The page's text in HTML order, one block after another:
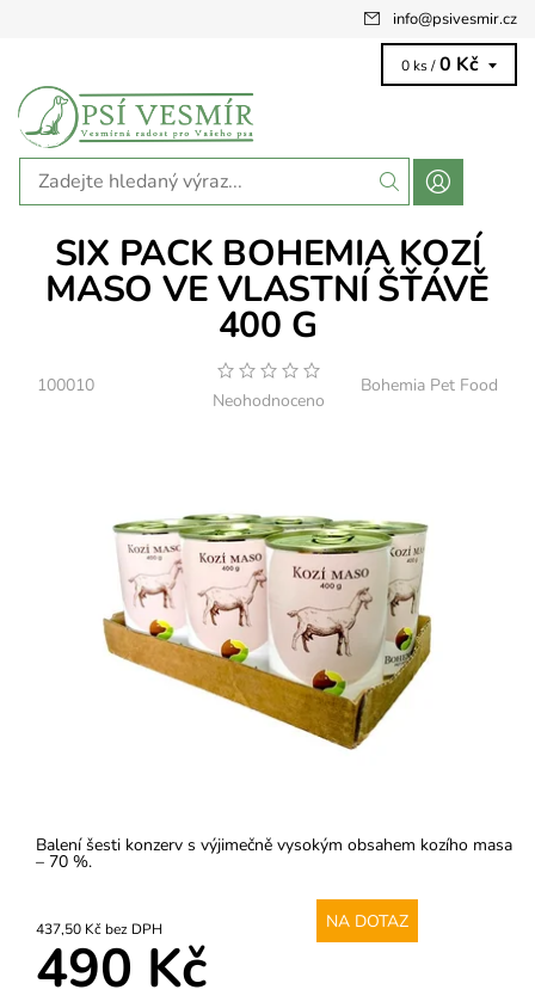
info@psivesmir.cz
0 ks / 0 Kč
SIX PACK BOHEMIA KOZÍ
MASO VE VLASTNÍ ŠŤÁVĚ
400 G
100010
Neohodnoceno
Bohemia Pet Food
Balení šesti konzerv s výjimečně vysokým obsahem kozího masa
– 70 %.
437,50 Kč bez DPH NA DOTAZ
490 Kč